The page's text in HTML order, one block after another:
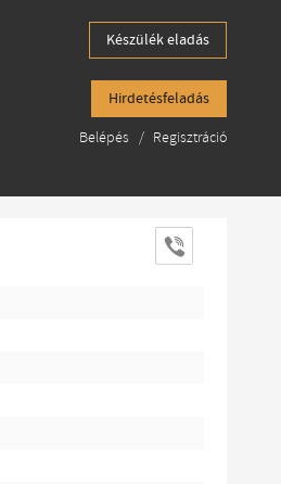
Készülék eladás
Hirdetésfeladás
Belépés / Regisztráció